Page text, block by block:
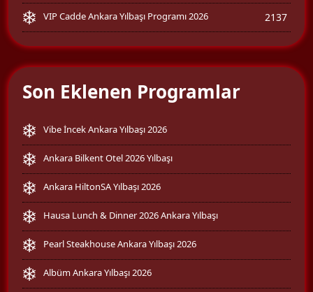
VIP Cadde Ankara Yılbaşı Programı 2026 2137
Son Eklenen Programlar
Vibe İncek Ankara Yılbaşı 2026
Ankara Bilkent Otel 2026 Yılbaşı
Ankara HiltonSA Yılbaşı 2026
Hausa Lunch & Dinner 2026 Ankara Yılbaşı
Pearl Steakhouse Ankara Yılbaşı 2026
Albüm Ankara Yılbaşı 2026